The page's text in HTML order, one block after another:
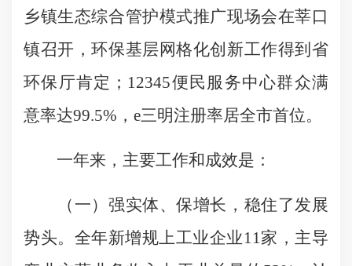
乡镇生态综合管护模式推广现场会在莘口
镇召开，环保基层网格化创新工作得到省
环保厅肯定；12345便民服务中心群众满
意率达99.5%，e三明注册率居全市首位。
一年来，主要工作和成效是：
（一）强实体、保增长，稳住了发展
势头。全年新增规上工业企业11家，主导